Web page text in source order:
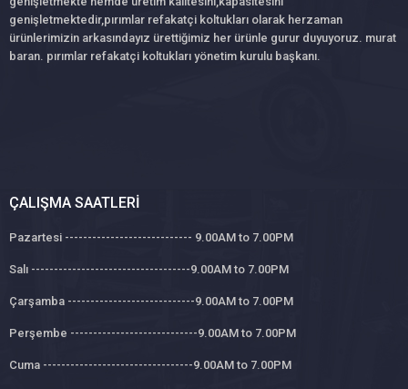
genişletmektedir,pırımlar refakatçi koltukları olarak herzaman
ürünlerimizin arkasındayız ürettiğimiz her ürünle gurur duyuyoruz. murat
baran. pırımlar refakatçi koltukları yönetim kurulu başkanı.
ÇALIŞMA SAATLERI
Pazartesi ---------------------------- 9.00AM to 7.00PM
Salı -----------------------------------9.00AM to 7.00PM
Çarşamba ----------------------------9.00AM to 7.00PM
Perşembe ----------------------------9.00AM to 7.00PM
Cuma ---------------------------------9.00AM to 7.00PM